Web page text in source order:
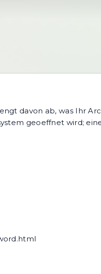
davon ab, was Ihr
geoeffnet wird;